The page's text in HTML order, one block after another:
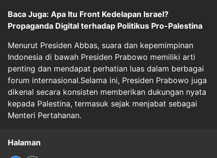
Baca Juga: Apa Itu Front Kedelapan Israel?
Propaganda Digital terhadap Politikus Pro-Palestina
Menurut Presiden Abbas, suara dan kepemimpinan
Indonesia di bawah Presiden Prabowo memiliki arti
penting dan mendapat perhatian luas dalam berbagai
forum internasional.Selama ini, Presiden Prabowo juga
dikenal secara konsisten memberikan dukungan nyata
kepada Palestina, termasuk sejak menjabat sebagai
Menteri Pertahanan.
Halaman